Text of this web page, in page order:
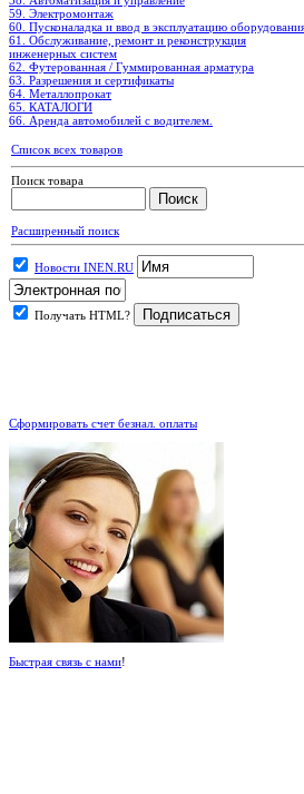
59. Электромонтаж
60. Пусконаладка и ввод в эксплуатацию
61. Обслуживание, ремонт и реконструкция
инженерных систем
62. Футерованная / Гуммированная арматура
63. Разрешения и сертификаты
64. Металлопрокат
65. КАТАЛОГИ
66. Аренда автомобилей с водителем.
Список всех товаров
Поиск товара
Расширенный поиск
Новости INEN.RU
Получать HTML?
Сформировать счет безнал. оплаты
Быстрая связь с нами!